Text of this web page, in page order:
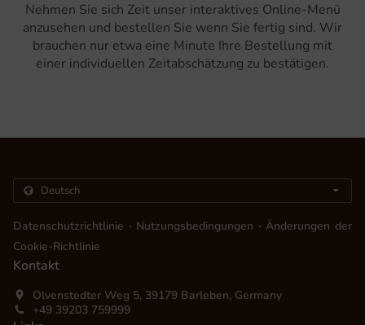
Nehmen Sie sich Zeit unser interaktives Online-Menü
anzusehen und bestellen Sie wenn Sie fertig sind. Wir
brauchen nur etwa eine Minute Ihre Bestellung mit
einer individuellen Zeitabschätzung zu bestätigen.
Datenschutzrichtlinie . Nutzungsbedingungen . Änderungen der
Cookie-Richtlinie
Kontakt
Olvenstedter Weg 5, 39179 Barleben, Germany
+49 39203 759999